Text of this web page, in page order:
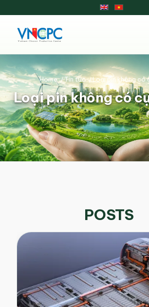
Loại pin không có
Home /Tin tức /Loại pin không có
POSTS